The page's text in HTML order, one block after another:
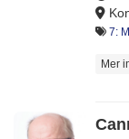
7:
Mer